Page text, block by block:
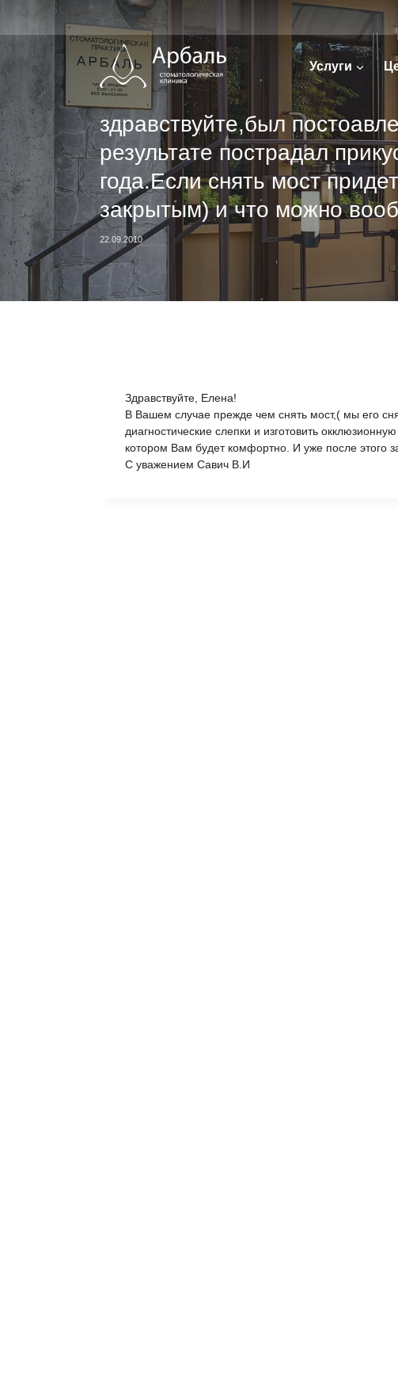
Перейти
содержимому
Услуги
здравствуйте,был
результате пострадал
года.Если снять мост
закрытым) и что можно
22.09.2010
Здравствуйте, Елена!
В Вашем случае прежде чем снять мост,( мы его
диагностические слепки и изготовить
котором Вам будет комфортно. И уже после этого
С уважением Савич В.И